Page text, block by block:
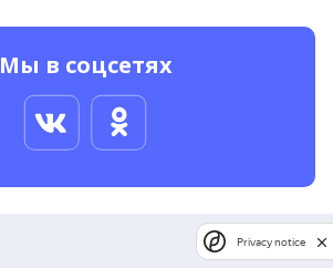
Мы в соцсетях
Privacy notice